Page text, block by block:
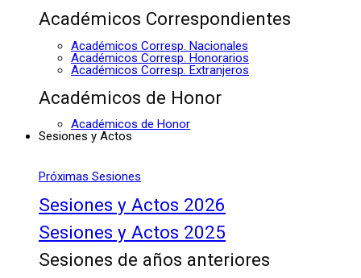
Académicos Correspondientes
Académicos Corresp. Nacionales
Académicos Corresp. Honorarios
Académicos Corresp. Extranjeros
Académicos de Honor
Académicos de Honor
Sesiones y Actos
Próximas Sesiones
Sesiones y Actos 2026
Sesiones y Actos 2025
Sesiones de años anteriores